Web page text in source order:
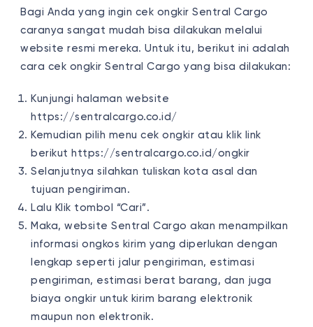
Bagi Anda yang ingin cek ongkir Sentral Cargo
caranya sangat mudah bisa dilakukan melalui
website resmi mereka. Untuk itu, berikut ini adalah
cara cek ongkir Sentral Cargo yang bisa dilakukan:
Kunjungi halaman website
https://sentralcargo.co.id/
Kemudian pilih menu cek ongkir atau klik link
berikut https://sentralcargo.co.id/ongkir
Selanjutnya silahkan tuliskan kota asal dan
tujuan pengiriman.
Lalu Klik tombol “Cari”.
Maka, website Sentral Cargo akan menampilkan
informasi ongkos kirim yang diperlukan dengan
lengkap seperti jalur pengiriman, estimasi
pengiriman, estimasi berat barang, dan juga
biaya ongkir untuk kirim barang elektronik
maupun non elektronik.